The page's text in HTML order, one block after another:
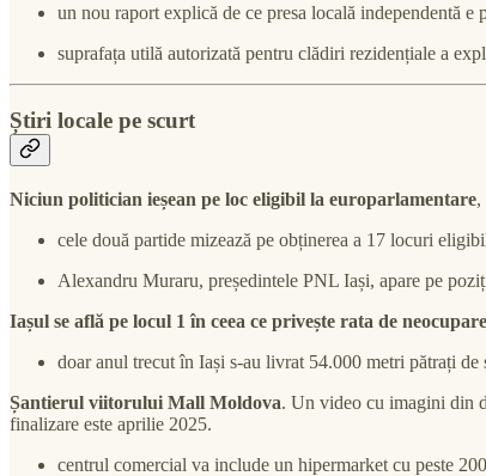
un nou raport explică de ce presa locală independentă e
suprafața utilă autorizată pentru clădiri rezidențiale a
Știri locale pe scurt
Niciun politician ieșean pe loc eligibil la europarlamentare,
cele două partide mizează pe obținerea a 17 locuri
Alexandru Muraru, președintele PNL Iași, apare pe
Iașul se află pe locul 1 în ceea ce privește rata de
doar anul trecut în Iași s-au livrat 54.000 metri pătrați
Șantierul viitorului Mall Moldova. Un video cu imagini din
finalizare este aprilie 2025.
centrul comercial va include un hipermarket cu peste